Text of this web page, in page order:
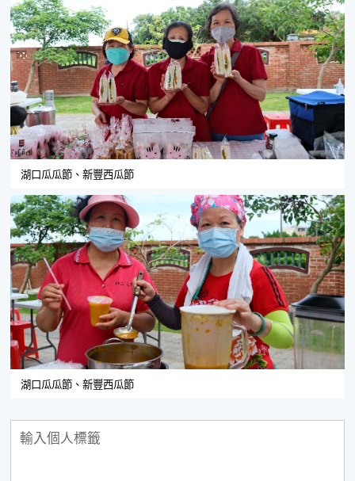
湖口瓜瓜節、新豐西瓜節
湖口瓜瓜節、新豐西瓜節